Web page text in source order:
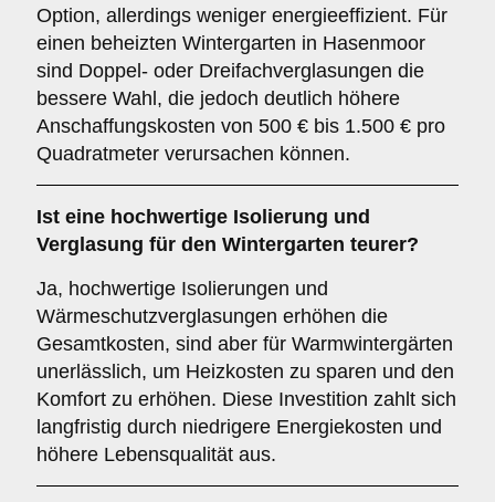
Option, allerdings weniger energieeffizient. Für
einen beheizten Wintergarten in Hasenmoor
sind Doppel- oder Dreifachverglasungen die
bessere Wahl, die jedoch deutlich höhere
Anschaffungskosten von 500 € bis 1.500 € pro
Quadratmeter verursachen können.
Ist eine hochwertige Isolierung und
Verglasung für den Wintergarten teurer?
Ja, hochwertige Isolierungen und
Wärmeschutzverglasungen erhöhen die
Gesamtkosten, sind aber für Warmwintergärten
unerlässlich, um Heizkosten zu sparen und den
Komfort zu erhöhen. Diese Investition zahlt sich
langfristig durch niedrigere Energiekosten und
höhere Lebensqualität aus.